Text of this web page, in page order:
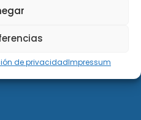
de privacidadImpressum
más de 50 años al